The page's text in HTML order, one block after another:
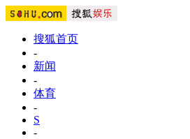
搜狐首页
-
新闻
-
体育
-
S
-